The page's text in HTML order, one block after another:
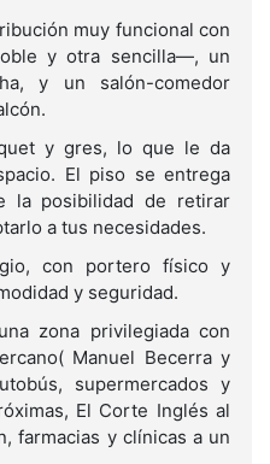
muy funcional con
y otra sencilla—, un
y un salón-comedor
y gres, lo que le da
El piso se entrega
la posibilidad de retirar
a tus necesidades.
con portero físico y
y seguridad.
zona privilegiada con
Manuel Becerra y
supermercados y
El Corte Inglés al
farmacias y clínicas a un